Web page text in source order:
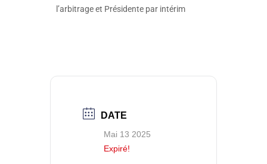
l’arbitrage et Présidente par intérim
DATE
Mai 13 2025
Expiré!